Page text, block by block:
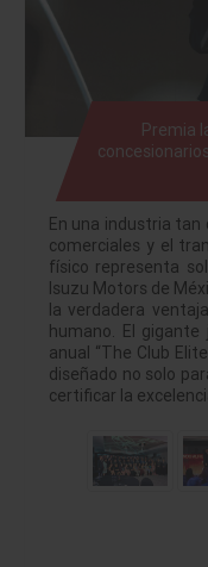
Premia
En una industria
comerciales y el
físico representa
Isuzu Motors de
la verdadera
humano. El
anual “The Club
diseñado no solo
certificar la